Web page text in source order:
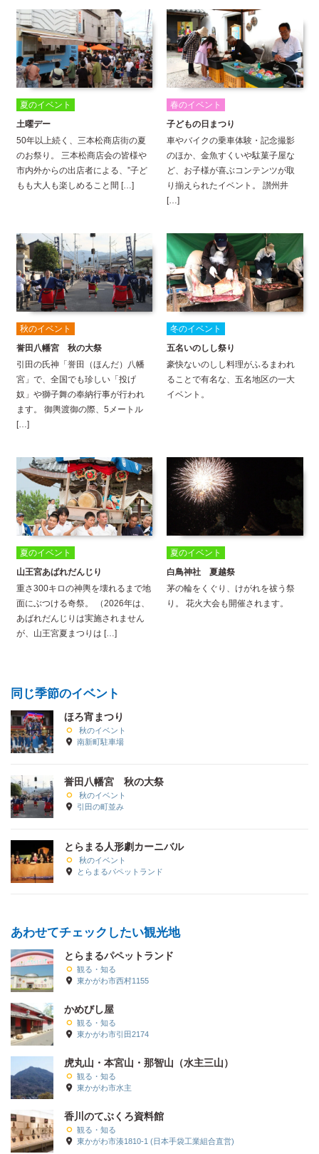
夏のイベント
土曜デー
50年以上続く、三本松商店街の夏
のお祭り。 三本松商店会の皆様や
市内外からの出店者による、”子ど
もも大人も楽しめること間 […]
春のイベント
子どもの日まつり
車やバイクの乗車体験・記念撮影
のほか、金魚すくいや駄菓子屋な
ど、お子様が喜ぶコンテンツが取
り揃えられたイベント。 讃州井
[…]
秋のイベント
誉田八幡宮 秋の大祭
引田の氏神「誉田（ほんだ）八幡
宮」で、全国でも珍しい「投げ
奴」や獅子舞の奉納行事が行われ
ます。 御輿渡御の際、5メートル
[…]
冬のイベント
五名いのしし祭り
豪快ないのしし料理がふるまわれ
ることで有名な、五名地区の一大
イベント。
夏のイベント
山王宮あばれだんじり
重さ300キロの神輿を壊れるまで地
面にぶつける奇祭。 （2026年は、
あばれだんじりは実施されません
が、山王宮夏まつりは […]
夏のイベント
白鳥神社 夏越祭
茅の輪をくぐり、けがれを祓う祭
り。 花火大会も開催されます。
同じ季節のイベント
ほろ宵まつり
秋のイベント
南新町駐車場
誉田八幡宮 秋の大祭
秋のイベント
引田の町並み
とらまる人形劇カーニバル
秋のイベント
とらまるパペットランド
あわせてチェックしたい観光地
とらまるパペットランド
観る・知る
東かがわ市西村1155
かめびし屋
観る・知る
東かがわ市引田2174
虎丸山・本宮山・那智山（水主三山）
観る・知る
東かがわ市水主
香川のてぶくろ資料館
観る・知る
東かがわ市湊1810-1 (日本手袋工業組合直営)